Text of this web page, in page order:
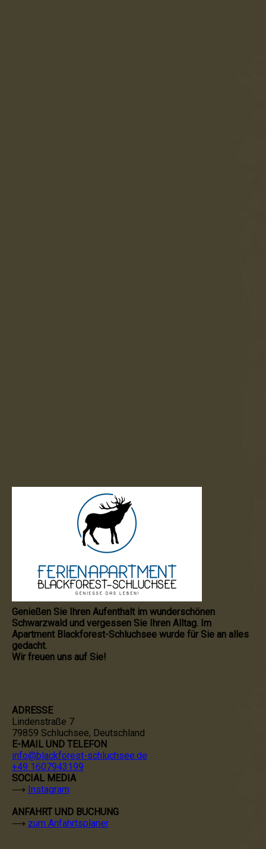
Genießen Sie Ihren Aufenthalt im wunderschönen
Schwarzwald und vergessen Sie Ihren Alltag. Im
Apartment Blackforest-Schluchsee wurde für Sie an alles
gedacht.
Wir freuen uns auf Sie!
ADRESSE
Lindenstraße 7
79859 Schluchsee, Deutschland
E-MAIL UND TELEFON
info@blackforest-schluchsee.de
+49 1607943199
SOCIAL MEDIA
⟶ Instagram
ANFAHRT UND BUCHUNG
⟶ zum Anfahrtsplaner